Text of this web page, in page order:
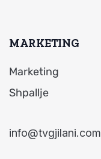
MARKETING
Marketing
Shpallje
info@tvgjilani.com